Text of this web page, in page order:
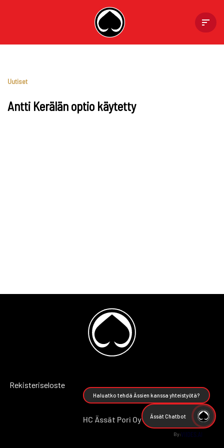
Antti Kerälän optio käytetty
Uutiset
Rekisteriseloste
HC Ässät Pori Oy
Haluatko tehdä Ässien kanssa yhteistyötä?
Ässät Chatbot
By: